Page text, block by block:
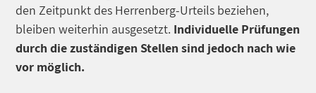
den Zeitpunkt des Herrenberg-Urteils beziehen,
bleiben weiterhin ausgesetzt. Individuelle Prüfungen
durch die zuständigen Stellen sind jedoch nach wie
vor möglich.